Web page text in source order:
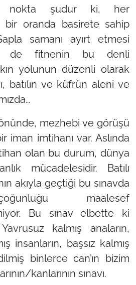
nokta şudur ki, her
bir oranda basirete sahip
samanı ayırt etmesi
de fitnenin bu denli
yolunun düzenli olarak
batılın ve küfrün aleni ve
mezhebi ve görüşü
iman imtihanı var. Aslında
olan bu durum, dünya
mücadelesidir. Batılı
akıyla geçtiği bu sınavda
maalesef
Bu sınav elbette ki
Yavrusuz kalmış anaların,
insanların, başsız kalmış
binlerce can’ın bizim
kanlarının sınavı.